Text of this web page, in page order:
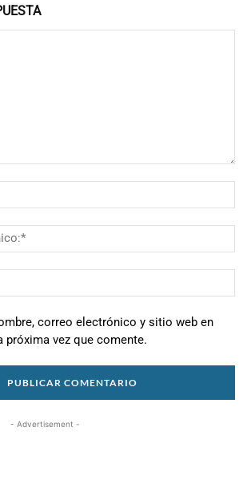
correo electrónico y sitio web en
próxima vez que comente.
- Advertisement -